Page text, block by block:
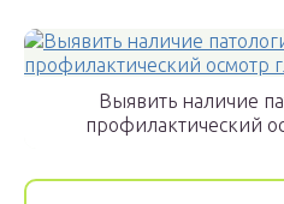
Выявить наличие
профилактический